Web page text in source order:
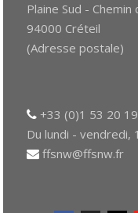
Plaine Sud -
94000 Créteil
(Adresse postale)
+33 (0)1 53 20
Du lundi -
ffsnw@ffsnw.fr